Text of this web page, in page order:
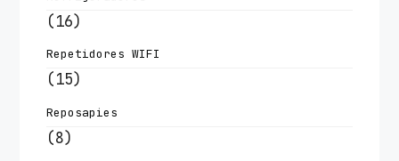
(16)
Repetidores WIFI
(15)
Reposapies
(8)